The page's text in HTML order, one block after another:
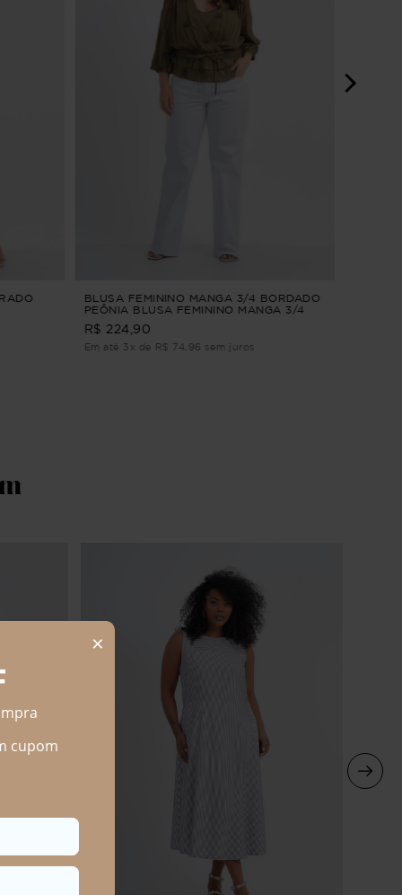
BLUSA FEMININO MANGA 3/4 BORDADO
PEÔNIA BLUSA FEMININO MANGA 3/4
BORDADO Verde G1
R$ 224,90
Em até 3x de R$ 74,96 sem juros